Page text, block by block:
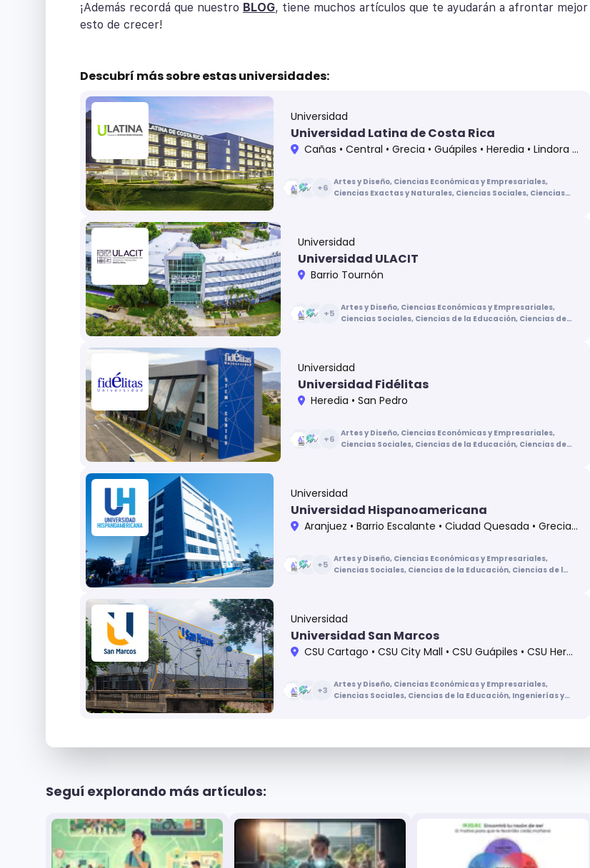
¡Además recordá que nuestro BLOG, tiene muchos artículos que te ayudarán a afrontar mejor
esto de crecer!
Descubrí más sobreestas universidades:
Universidad
Universidad Latina de Costa Rica
Cañas • Central • Grecia • Guápiles • Heredia • Lindora • Pérez Zeledón • Santa Cruz
+6 Artes y Diseño, Ciencias Económicas y Empresariales,
Ciencias Exactas y Naturales, Ciencias Sociales, Ciencias
Universidad
Universidad ULACIT
Barrio Tournón
+5 Artes y Diseño, Ciencias Económicas y Empresariales,
Ciencias Sociales, Ciencias de la Educación, Ciencias de
Universidad
Universidad Fidélitas
Heredia • San Pedro
+6 Artes y Diseño, Ciencias Económicas y Empresariales,
Ciencias Sociales, Ciencias de la Educación, Ciencias de
Universidad
Universidad Hispanoamericana
Aranjuez • Barrio Escalante • Ciudad Quesada • Grecia • Heredia • Llorente de Tibás • Puntarenas
+5 Artes y Diseño, Ciencias Económicas y Empresariales,
Ciencias Sociales, Ciencias de la Educación, Ciencias de la
Universidad
Universidad San Marcos
CSU Cartago • CSU City Mall • CSU Guápiles • CSU Heredia • CSU Jacó • CSU Liberia • CSU Pérez Zeledón • CSU San Carlos • CSU San Ramón • San José
+3
Artes y Diseño, Ciencias Económicas y Empresariales,
Ciencias Sociales, Ciencias de la Educación, Ingenierías y
Seguí explorando más artículos: